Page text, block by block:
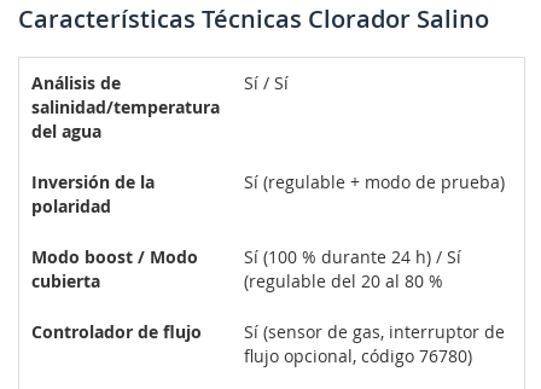
Características Técnicas Clorador Salino
Análisis de
salinidad/temperatura
del agua
Sí / Sí
Inversión de la
polaridad
Sí (regulable + modo de prueba)
Modo boost / Modo
cubierta
Sí (100 % durante 24 h) / Sí
(regulable del 20 al 80 %
Controlador de flujo
Sí (sensor de gas, interruptor de
flujo opcional, código 76780)